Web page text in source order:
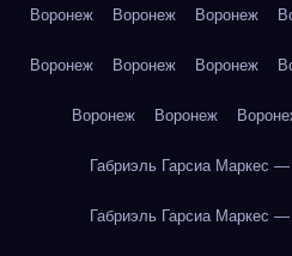
Воронеж Воронеж Воронеж
Воронеж Воронеж Воронеж
Воронеж Воронеж
Габриэль Гарсиа Маркес
Габриэль Гарсиа Маркес